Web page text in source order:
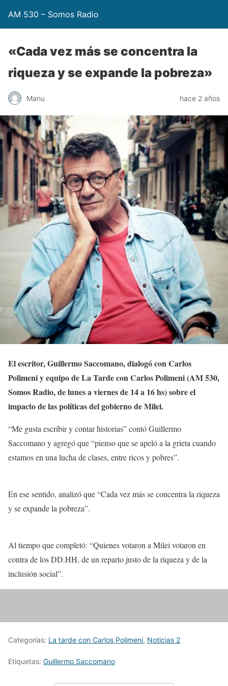
AM 530 – Somos Radio
«Cada vez más se concentra la
riqueza y se expande la pobreza»
Manu hace 2 años
El escritor, Guillermo Saccomano, dialogó con Carlos
Polimeni y equipo de La Tarde con Carlos Polimeni (AM 530,
Somos Radio, de lunes a viernes de 14 a 16 hs) sobre el
impacto de las políticas del gobierno de Milei.
“Me gusta escribir y contar historias” contó Guillermo
Saccomano y agregó que “pienso que se apeló a la grieta cuando
estamos en una lucha de clases, entre ricos y pobres”.
En ese sentido, analizó que “Cada vez más se concentra la riqueza
y se expande la pobreza”.
Al tiempo que completó: “Quienes votaron a Milei votaron en
contra de los DD.HH, de un reparto justo de la riqueza y de la
inclusión social”.
Categorías: La tarde con Carlos Polimeni, Noticias 2
Etiquetas: Guillermo Saccomano